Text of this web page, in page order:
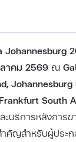
Johannesburg
าคม 2569 ณ
Johannesburg
South
บริการหลังการ
ำคัญสำหรับผู้ประ